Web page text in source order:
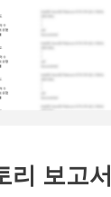
리 보고서